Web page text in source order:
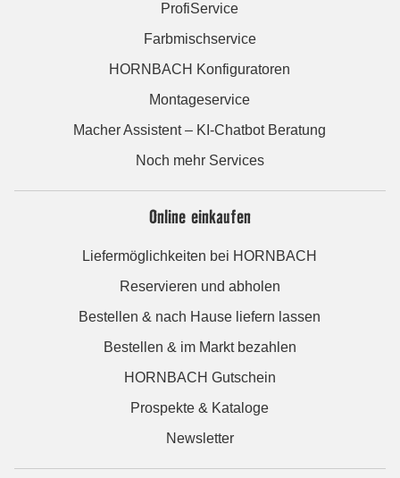
ProfiService
Farbmischservice
HORNBACH Konfiguratoren
Montageservice
Macher Assistent – KI-Chatbot Beratung
Noch mehr Services
Online einkaufen
Liefermöglichkeiten bei HORNBACH
Reservieren und abholen
Bestellen & nach Hause liefern lassen
Bestellen & im Markt bezahlen
HORNBACH Gutschein
Prospekte & Kataloge
Newsletter